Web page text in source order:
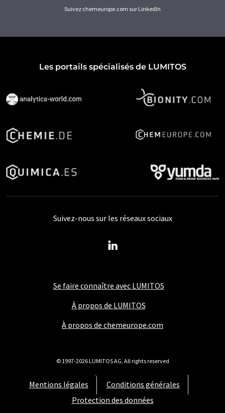
Suivez chemeurope.com sur LinkedIn
Les portails spécialisés de LUMITOS
Se faire connaître avec LUMITOS
À propos de LUMITOS
À propos de chemeurope.com
Mentions légales
Conditions générales
Protection des données
Suivez-nous sur les réseaux sociaux
© 1997-2026 LUMITOS AG, All rights reserved